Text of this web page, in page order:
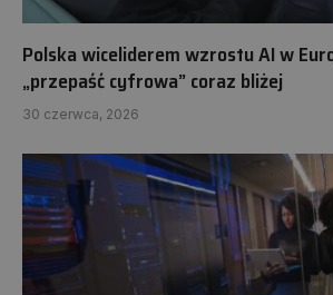
Polska wiceliderem wzrostu AI w
„przepaść cyfrowa” coraz bliżej
30 czerwca, 2026